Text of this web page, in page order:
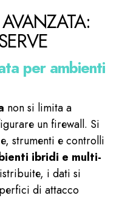
per ambienti
non si limita a
un firewall. Si
strumenti e controlli
ibridi e multi-
i dati si
di attacco